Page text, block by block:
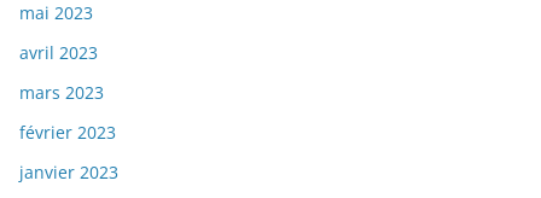
mai 2023
avril 2023
mars 2023
février 2023
janvier 2023